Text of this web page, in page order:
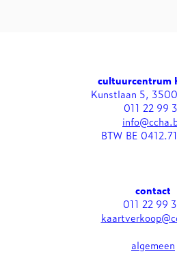
cultuurcentrum
Kunstlaan 5,
011 22 99
BTW BE
contact
011 22 99
algemeen